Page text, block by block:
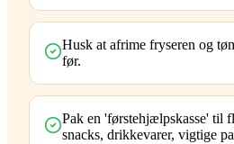
Husk at afrime fryseren og
før.
Pak en 'førstehjælpskasse' til
snacks, drikkevarer, vigtige